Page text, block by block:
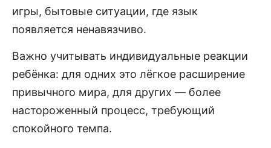
игры, бытовые ситуации, где язык
появляется ненавязчиво.
Важно учитывать индивидуальные реакции
ребёнка: для одних это лёгкое расширение
привычного мира, для других — более
настороженный процесс, требующий
спокойного темпа.